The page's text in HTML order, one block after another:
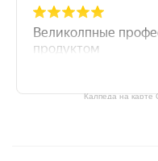
Калпеда на карте